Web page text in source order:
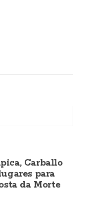
Carballo
para
da Morte